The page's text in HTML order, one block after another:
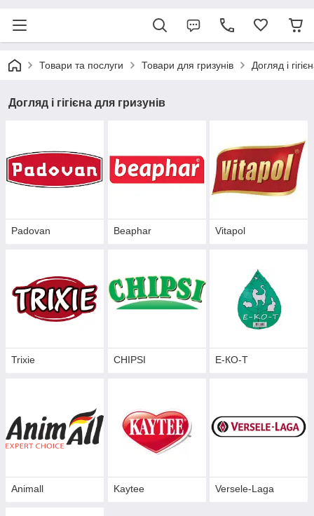
Товари та послуги Товари для гризунів Догляд і
Догляд і гігієна для гризунів
Padovan Beaphar Vitapol
Trixie CHIPSI Е-КО-Т
Animall Kaytee Versele-Laga